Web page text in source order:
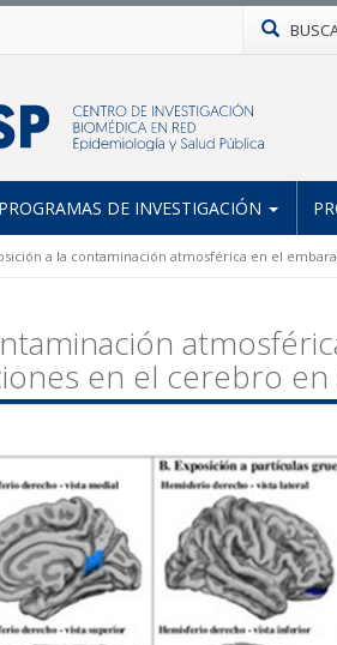
PROGRAMAS DE INVESTIGACIÓN
a la contaminación atmosférica en el
en el cerebro en